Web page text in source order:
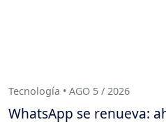
Tecnología • AGO 5 / 2026
WhatsApp se renueva: